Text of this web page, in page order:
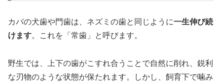
カバの犬歯や門歯は、ネズミの歯と同じように一生伸び続
けます。これを「常歯」と呼びます。
野生では、上下の歯がこすれ合うことで自然に削れ、鋭利
な刃物のような状態が保たれます。しかし、飼育下で噛み